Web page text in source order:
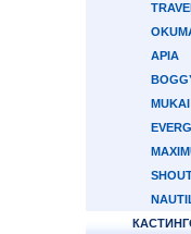
APIA
MUKAI